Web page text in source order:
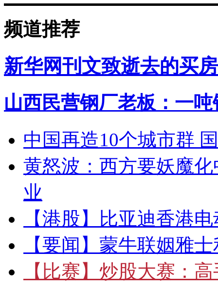
频道推荐
新华网刊文致逝去的买
山西民营钢厂老板：一
中国再造10个城市群
黄怒波：西方要妖魔
业
【港股】
比亚迪香港
【要闻】 蒙牛联姻雅
【比赛】 炒股大赛：高